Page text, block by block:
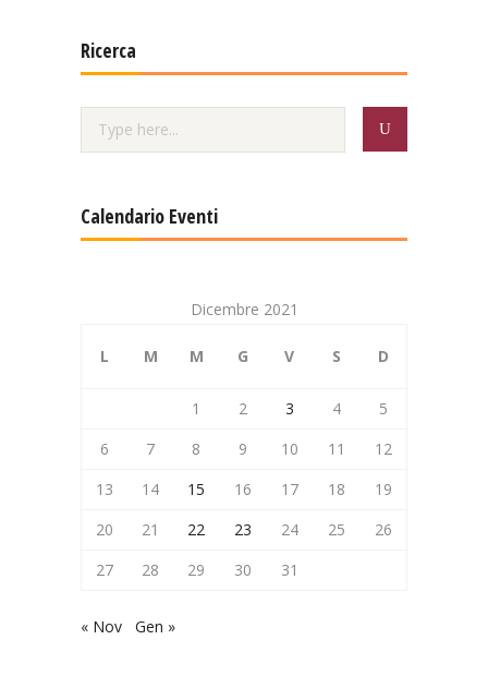
Ricerca
Calendario Eventi
Dicembre 2021
L M M G V S D
1 2 3 4
5
6
7 8 9 10 11
12
13
14 15 16 17 18
19
20
21 22 23 24 25
26
27
28 29 30 31
« Nov Gen »